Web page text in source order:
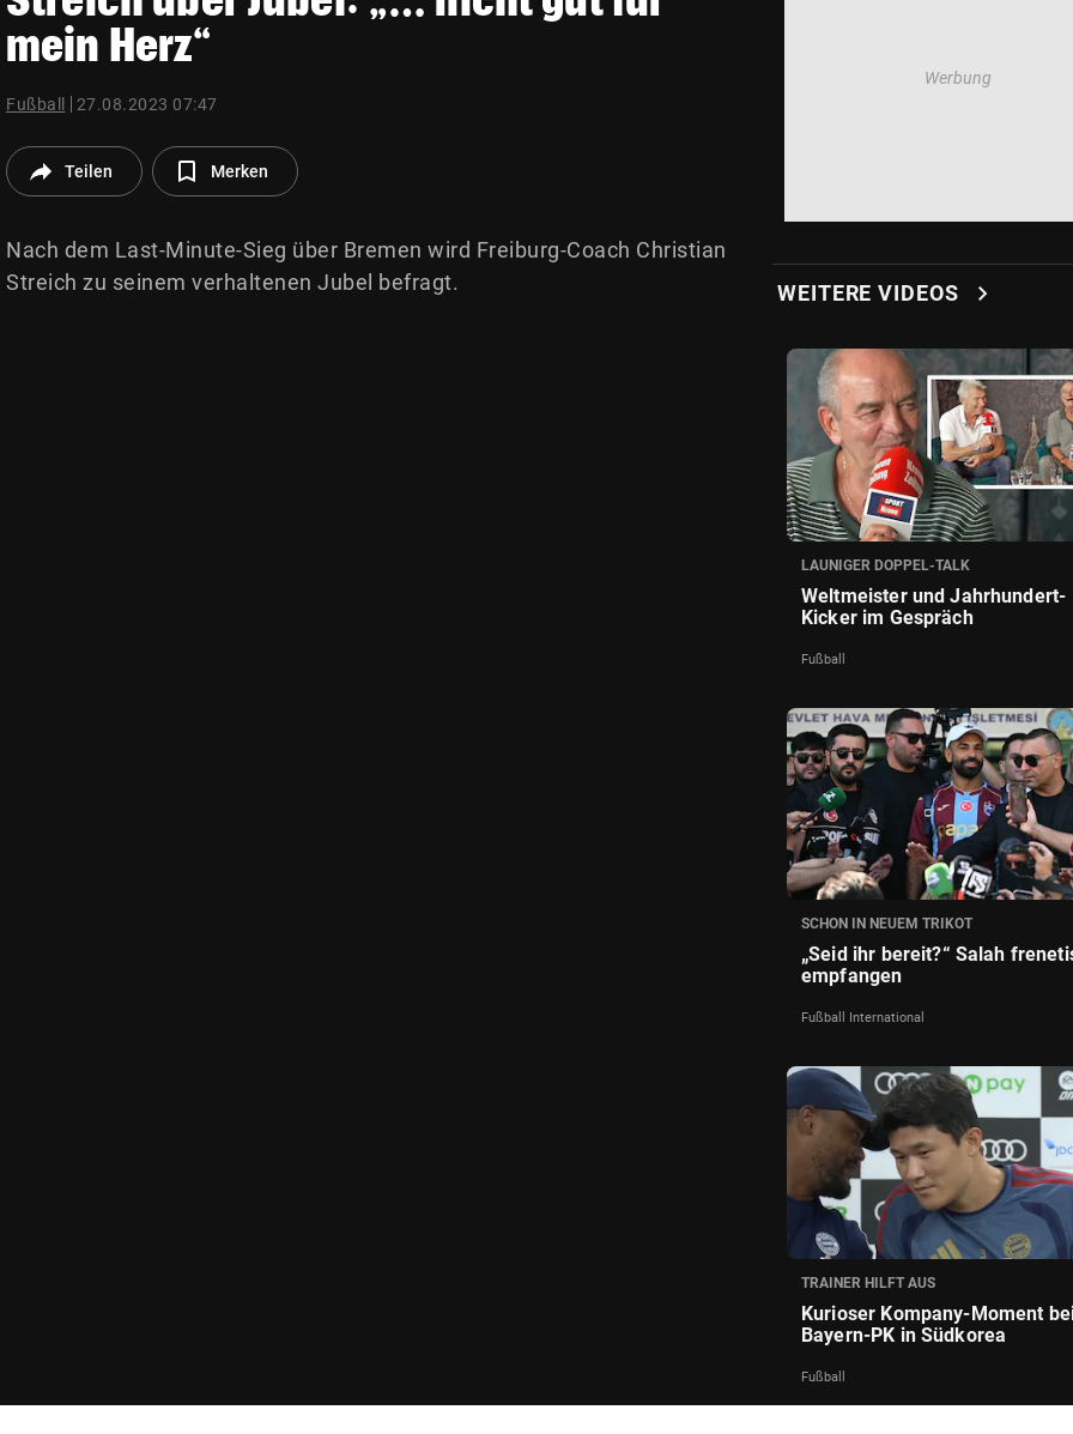
© Krone Multimedia GmbH & Co KG 2026
Muthgasse 2, 1190 Wien
mein Herz“
Fußball 27.08.2023 07:47
Teilen Merken
Nach dem Last-Minute-Sieg über Bremen wird Freiburg-Coach Christian
Streich zu seinem verhaltenen Jubel befragt.
WEITERE VIDEOS chevron_right
LAUNIGER DOPPEL-TALK
Weltmeister und Jahrhundert-
Kicker im Gespräch
Fußball
SCHON IN NEUEM TRIKOT
„Seid ihr bereit?“ Salah
empfangen
Fußball International
TRAINER HILFT AUS
Kurioser Kompany-Moment
Bayern-PK in Südkorea
Fußball